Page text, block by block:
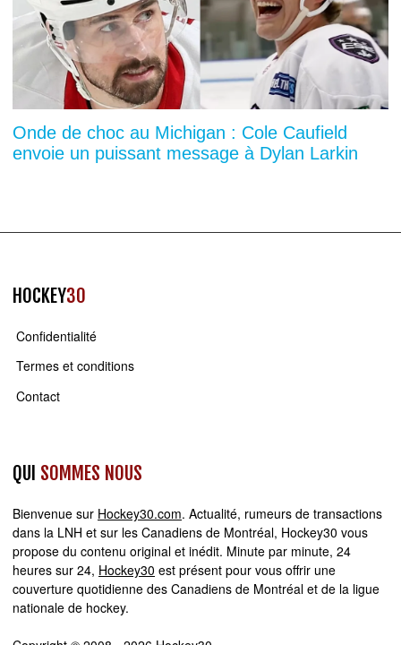
Onde de choc au Michigan : Cole Caufield
envoie un puissant message à Dylan Larkin
HOCKEY30
Confidentialité
Termes et conditions
Contact
QUI SOMMES NOUS
Bienvenue sur Hockey30.com. Actualité, rumeurs de transactions
dans la LNH et sur les Canadiens de Montréal, Hockey30 vous
propose du contenu original et inédit. Minute par minute, 24
heures sur 24, Hockey30 est présent pour vous offrir une
couverture quotidienne des Canadiens de Montréal et de la ligue
nationale de hockey.